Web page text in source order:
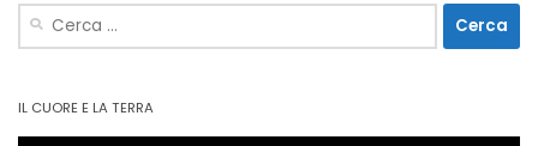
Ricerca
per:
IL CUORE E LA TERRA